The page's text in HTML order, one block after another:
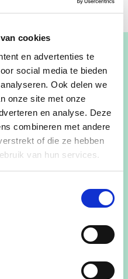
cookies
en advertenties te
social media te bieden
Ook delen we
onze site met onze
en analyse. Deze
combineren met andere
of die ze hebben
van hun services.